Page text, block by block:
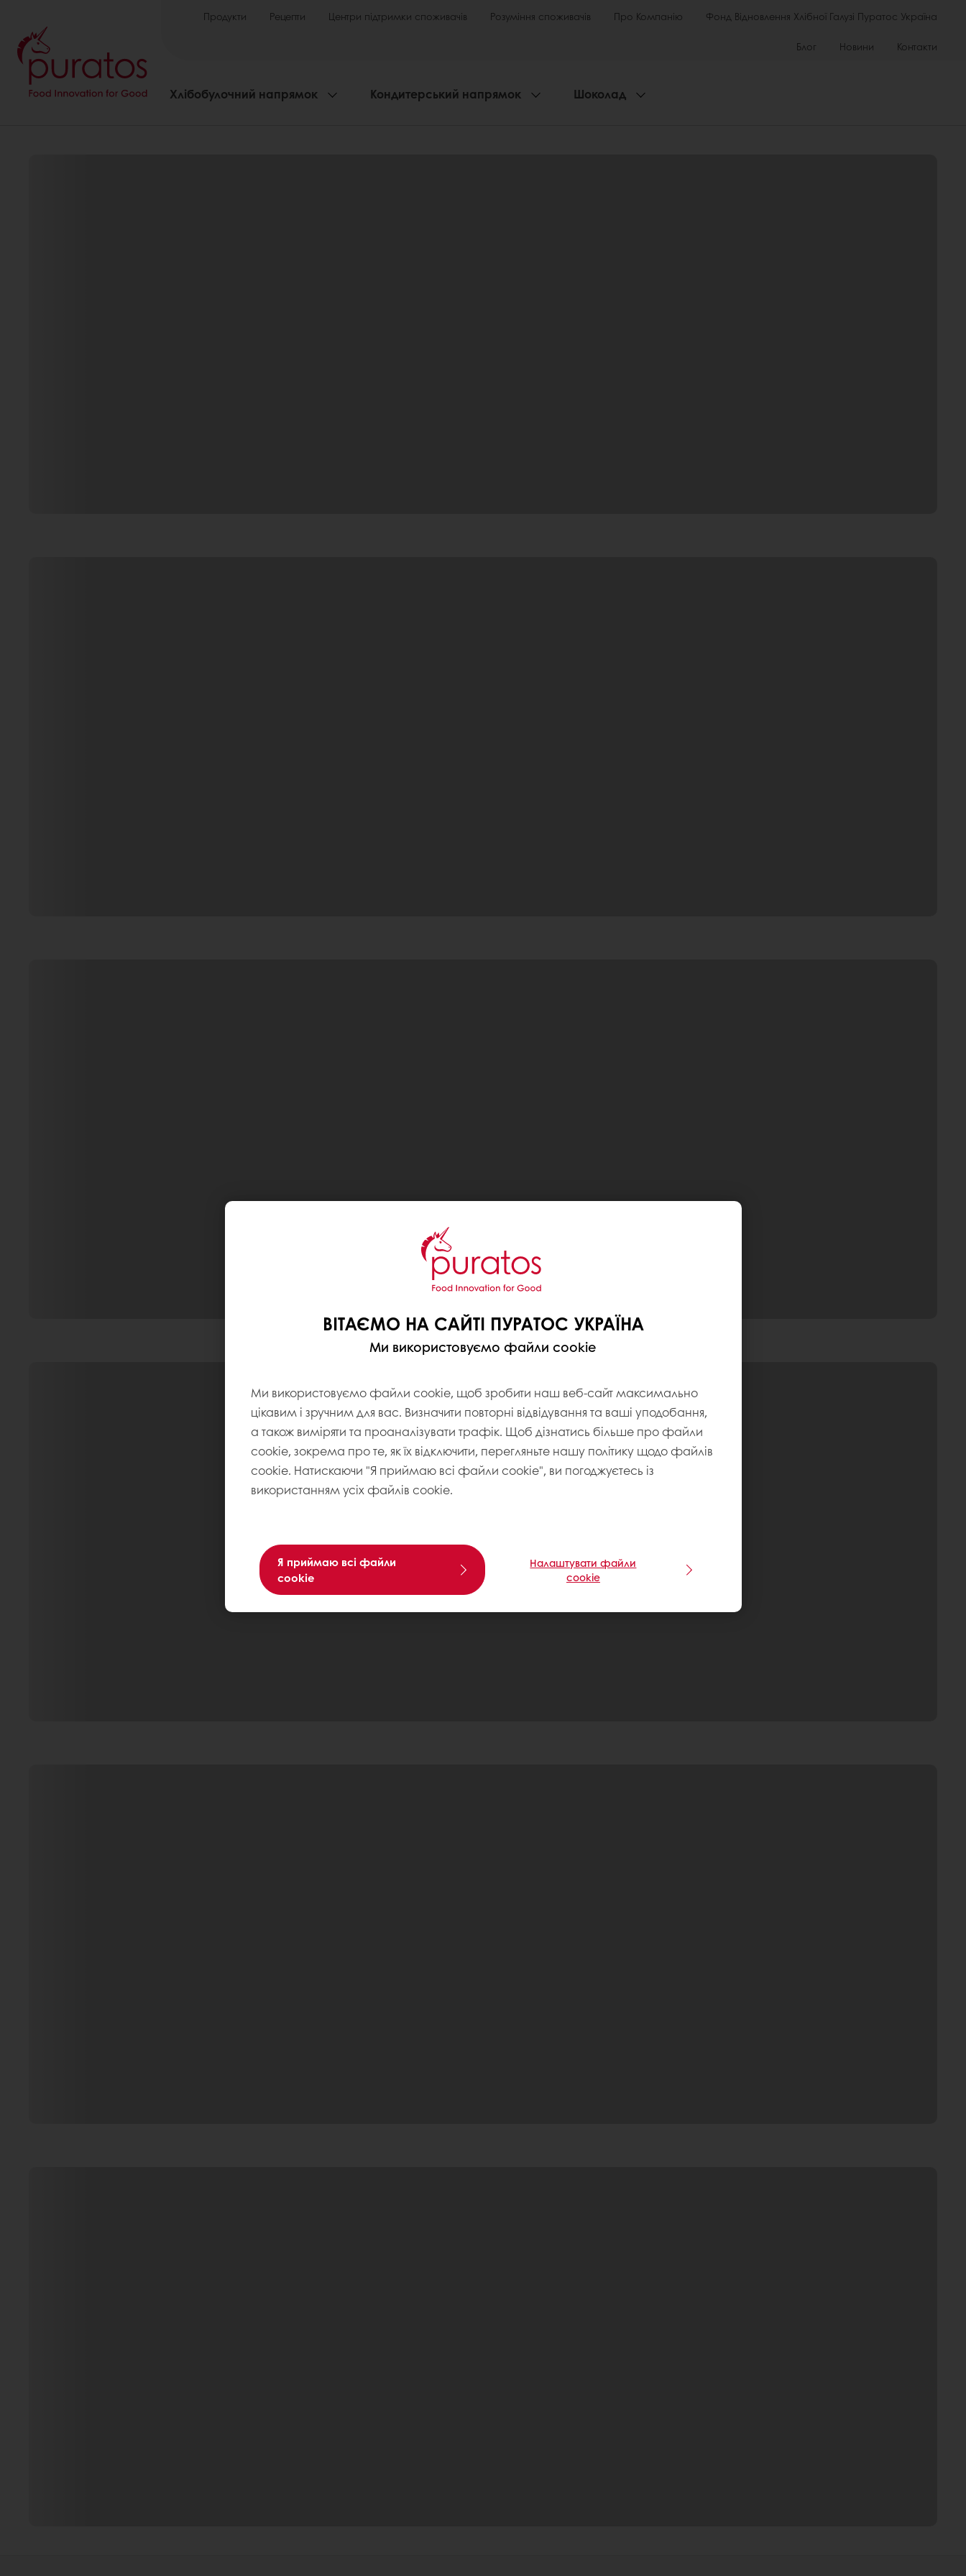
Продукти Рецепти Центри підтримки споживачів Розуміння споживачів Про Компанію Фонд Відновлення Хлібної Галузі Пуратос Україна
Блог Новини Контакти
Хлібобулочний напрямок Кондитерський напрямок Шоколад
ВІТАЄМО НА САЙТІ ПУРАТОС УКРАЇНА
Ми використовуємо файли cookie
Ми використовуємо файли cookie, щоб зробити наш веб-сайт максимально
цікавим і зручним для вас. Визначити повторні відвідування та ваші уподобання,
а також виміряти та проаналізувати трафік. Щоб дізнатись більше про файли
cookie, зокрема про те, як їх відключити, перегляньте нашу політику щодо файлів
cookie. Натискаючи "Я приймаю всі файли cookie", ви погоджуєтесь із
використанням усіх файлів cookie.
Я приймаю всі файли
cookie
Налаштувати файли
cookie